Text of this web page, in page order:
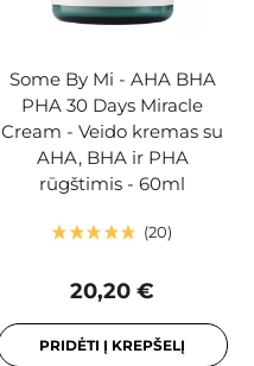
Some By Mi - AHA BHA
PHA 30 Days Miracle
Cream - Veido kremas su
AHA, BHA ir PHA
rūgštimis - 60ml
20
20,20 €
PRIDĖTI Į KREPŠELĮ